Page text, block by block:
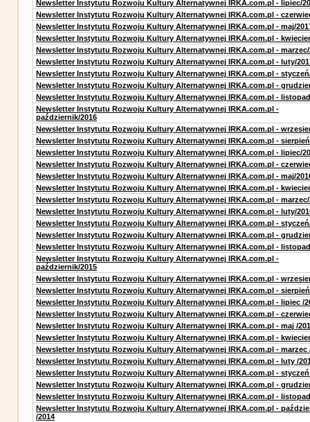
Newsletter Instytutu Rozwoju Kultury Alternatywnej IRKA.com.pl - lipiec/
Newsletter Instytutu Rozwoju Kultury Alternatywnej IRKA.com.pl -
Newsletter Instytutu Rozwoju Kultury Alternatywnej IRKA.com.pl - maj/
Newsletter Instytutu Rozwoju Kultury Alternatywnej IRKA.com.pl -
Newsletter Instytutu Rozwoju Kultury Alternatywnej IRKA.com.pl - marzec/
Newsletter Instytutu Rozwoju Kultury Alternatywnej IRKA.com.pl - luty/
Newsletter Instytutu Rozwoju Kultury Alternatywnej IRKA.com.pl -
Newsletter Instytutu Rozwoju Kultury Alternatywnej IRKA.com.pl -
Newsletter Instytutu Rozwoju Kultury Alternatywnej IRKA.com.pl -
Newsletter Instytutu Rozwoju Kultury Alternatywnej IRKA.com.pl -
październik/2016
Newsletter Instytutu Rozwoju Kultury Alternatywnej IRKA.com.pl -
Newsletter Instytutu Rozwoju Kultury Alternatywnej IRKA.com.pl -
Newsletter Instytutu Rozwoju Kultury Alternatywnej IRKA.com.pl - lipiec/
Newsletter Instytutu Rozwoju Kultury Alternatywnej IRKA.com.pl -
Newsletter Instytutu Rozwoju Kultury Alternatywnej IRKA.com.pl - maj/
Newsletter Instytutu Rozwoju Kultury Alternatywnej IRKA.com.pl -
Newsletter Instytutu Rozwoju Kultury Alternatywnej IRKA.com.pl - marzec/
Newsletter Instytutu Rozwoju Kultury Alternatywnej IRKA.com.pl - luty/
Newsletter Instytutu Rozwoju Kultury Alternatywnej IRKA.com.pl -
Newsletter Instytutu Rozwoju Kultury Alternatywnej IRKA.com.pl -
Newsletter Instytutu Rozwoju Kultury Alternatywnej IRKA.com.pl -
Newsletter Instytutu Rozwoju Kultury Alternatywnej IRKA.com.pl -
październik/2015
Newsletter Instytutu Rozwoju Kultury Alternatywnej IRKA.com.pl -
Newsletter Instytutu Rozwoju Kultury Alternatywnej IRKA.com.pl -
Newsletter Instytutu Rozwoju Kultury Alternatywnej IRKA.com.pl - lipiec /
Newsletter Instytutu Rozwoju Kultury Alternatywnej IRKA.com.pl -
Newsletter Instytutu Rozwoju Kultury Alternatywnej IRKA.com.pl - maj /
Newsletter Instytutu Rozwoju Kultury Alternatywnej IRKA.com.pl -
Newsletter Instytutu Rozwoju Kultury Alternatywnej IRKA.com.pl - marzec
Newsletter Instytutu Rozwoju Kultury Alternatywnej IRKA.com.pl - luty /
Newsletter Instytutu Rozwoju Kultury Alternatywnej IRKA.com.pl - styczeń
Newsletter Instytutu Rozwoju Kultury Alternatywnej IRKA.com.pl -
Newsletter Instytutu Rozwoju Kultury Alternatywnej IRKA.com.pl - listopad
Newsletter Instytutu Rozwoju Kultury Alternatywnej IRKA.com.pl -
/2014